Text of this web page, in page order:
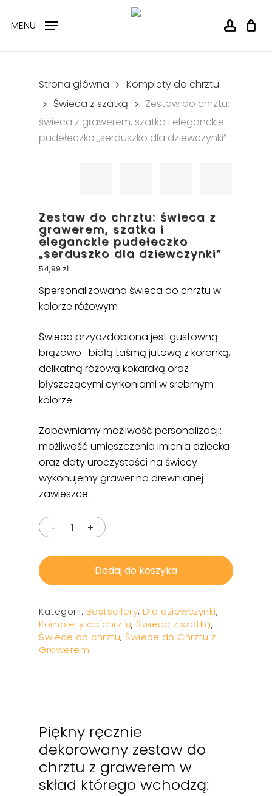
MENU
Cart
Strona główna
Komplety do chrztu
Świeca z szatką
Zestaw do chrztu:
świeca z grawerem, szatka i eleganckie
pudełeczko „serduszko dla dziewczynki”
Zestaw do chrztu: świeca z
grawerem, szatka i
eleganckie pudełeczko
„serduszko dla dziewczynki”
54,99 zł
Spersonalizowana świeca do chrztu w
kolorze różowym
Świeca przyozdobiona jest gustowną
brązowo- białą taśmą jutową z koronką,
delikatną różową kokardką oraz
błyszczącymi cyrkoniami w srebrnym
kolorze.
Zapewniamy możliwość personalizacji:
możliwość umieszczenia imienia dziecka
oraz daty uroczystości na świecy
wykonujemygrawerna drewnianej
zawieszce.
Dodaj do koszyka
Kategorii: Bestsellery, Dla dziewczynki,
Komplety do chrztu, Świeca z szatką,
Świece do chrztu, Świece do Chrztu z
Grawerem
Piękny ręcznie
dekorowany zestaw do
chrztu z grawerem w
skład którego wchodzą: